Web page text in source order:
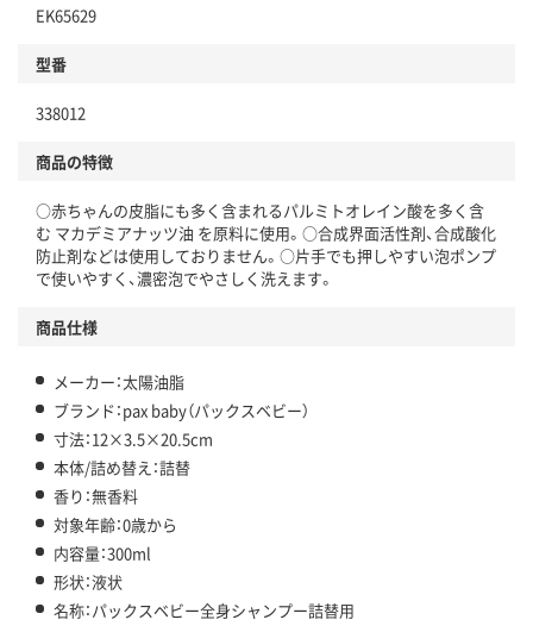
EK65629
型番
338012
商品の特徴
○赤ちゃんの皮脂にも多く含まれるパルミトオレイン酸を多く含
む マカデミアナッツ油 を原料に使用。○合成界面活性剤、合成酸化
防止剤などは使用しておりません。○片手でも押しやすい泡ポンプ
で使いやすく、濃密泡でやさしく洗えます。
商品仕様
メーカー：太陽油脂
ブランド：pax baby（パックスベビー）
寸法：12×3.5×20.5cm
本体/詰め替え：詰替
香り：無香料
対象年齢：0歳から
内容量：300ml
形状：液状
名称：パックスベビー全身シャンプー詰替用